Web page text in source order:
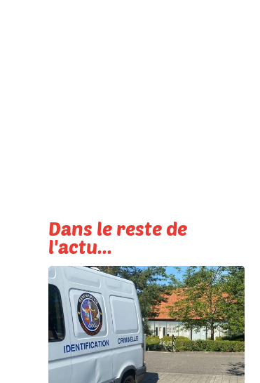
Dans le reste de
l'actu...